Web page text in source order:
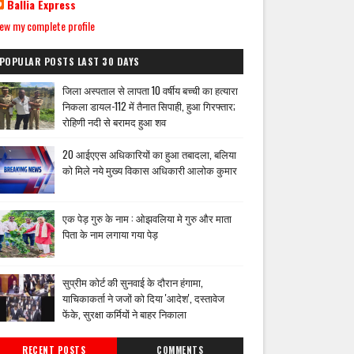
Ballia Express
my complete profile
POSTS LAST 30 DAYS
जिला अस्पताल से लापता 10 वर्षीय बच्ची का हत्यारा
निकला डायल-112 में तैनात सिपाही, हुआ गिरफ्तार;
रोहिणी नदी से बरामद हुआ शव
20 आईएएस अधिकारियों का हुआ तबादला, बलिया
को मिले नये मुख्य विकास अधिकारी आलोक कुमार
एक पेड़ गुरु के नाम : ओझवलिया मे गुरु और माता
पिता के नाम लगाया गया पेड़
सुप्रीम कोर्ट की सुनवाई के दौरान हंगामा,
याचिकाकर्ता ने जजों को दिया 'आदेश', दस्तावेज
फेंके, सुरक्षा कर्मियों ने बाहर निकाला
RECENT POSTS COMMENTS